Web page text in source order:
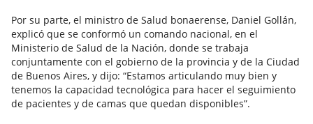
Por su parte, el ministro de Salud bonaerense, Daniel Gollán,
explicó que se conformó un comando nacional, en el
Ministerio de Salud de la Nación, donde se trabaja
conjuntamente con el gobierno de la provincia y de la Ciudad
de Buenos Aires, y dijo: “Estamos articulando muy bien y
tenemos la capacidad tecnológica para hacer el seguimiento
de pacientes y de camas que quedan disponibles”.